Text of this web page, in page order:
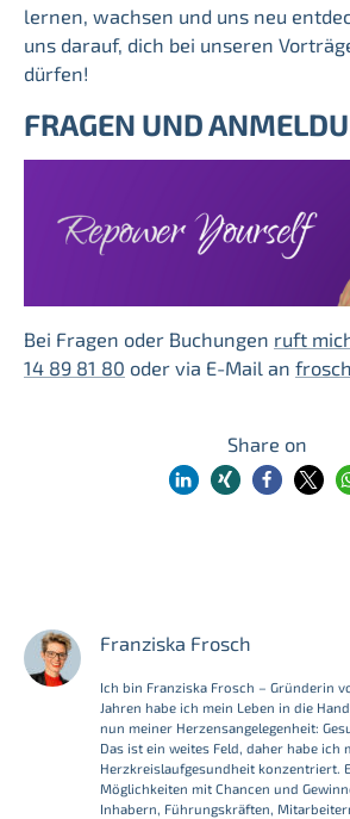
lernen, wachsen und uns neu
uns darauf, dich bei unseren
dürfen!
FRAGEN UND
Bei Fragen oder Buchungen ruft
14 89 81 80 oder via E-Mail an
Share on
Franziska Frosch
Ich bin Franziska Frosch – Gründerin
Jahren habe ich mein Leben in die
nun meiner Herzensangelegenheit:
Das ist ein weites Feld, daher habe ich
Herzkreislaufgesundheit konzentriert.
Möglichkeiten mit Chancen und
Inhabern, Führungskräften,